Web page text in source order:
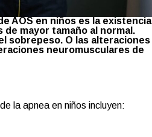
AOS en niños es la existencia
de mayor tamaño al normal.
sobrepeso. O las alteraciones
neuromusculares de
la apnea en niños incluyen: